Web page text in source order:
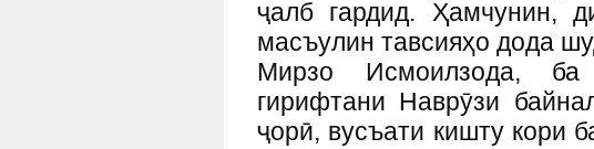
ҷалб гардид. Ҳамчунин,
масъулин тавсияҳо дода
Мирзо Исмоилзода,
гирифтани Наврӯзи
ҷорӣ, вусъати кишту кори